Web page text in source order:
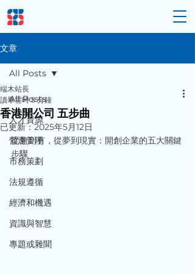
文章
All Posts
人才資源
營運管理
市務策劃
法規遵循
經濟和機遇
資識與智慧
專題或雜聞
All Posts
香港開公司 五步曲
端木站長
讀畢需時 5 分鐘
已更新：2025年5月12日
從無到有，從夢到現實：開創企業的五大關鍵
步驟